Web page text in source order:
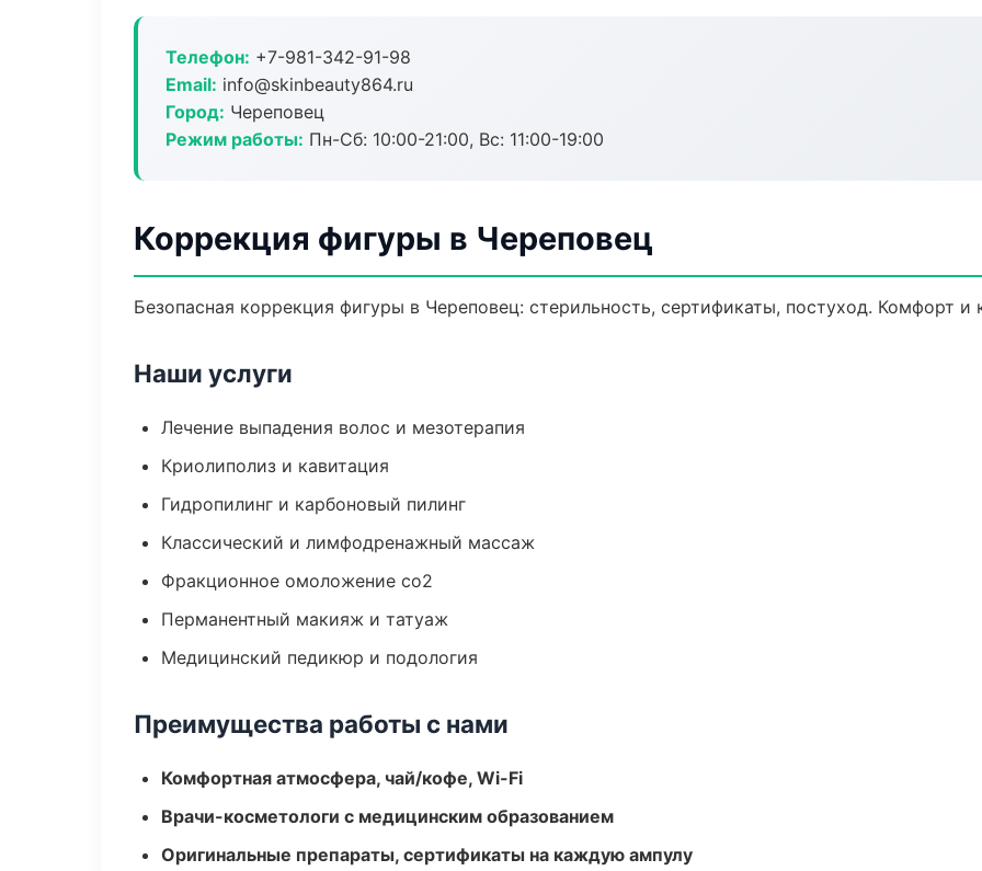
Телефон: +7-981-342-91-98
Email: info@skinbeauty864.ru
Город: Череповец
Режим работы: Пн-Сб: 10:00-21:00, Вс: 11:00-19:00
Коррекция фигуры в Череповец
Безопасная коррекция фигуры в Череповец: стерильность, сертификаты, постуход. Комфорт и
Наши услуги
Лечение выпадения волос и мезотерапия
Криолиполиз и кавитация
Гидропилинг и карбоновый пилинг
Классический и лимфодренажный массаж
Фракционное омоложение co2
Перманентный макияж и татуаж
Медицинский педикюр и подология
Преимущества работы с нами
Комфортная атмосфера, чай/кофе, Wi-Fi
Врачи-косметологи с медицинским образованием
Оригинальные препараты, сертификаты на каждую ампулу